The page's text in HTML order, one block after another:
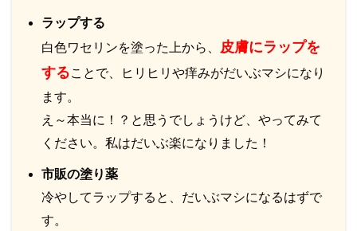
ラップする
白色ワセリンを塗った上から、 皮膚にラップを
することで、ヒリヒリや痒みがだいぶマシになり
ます。
え～本当に！？と思うでしょうけど、やってみて
ください。私はだいぶ楽になりました！
市販の塗り薬
冷やしてラップすると、だいぶマシになるはずで
す。